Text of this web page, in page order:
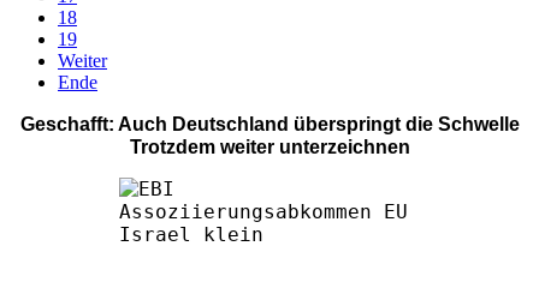
18
19
Weiter
Ende
Geschafft: Auch Deutschland überspringt die Schwelle
Trotzdem weiter unterzeichnen